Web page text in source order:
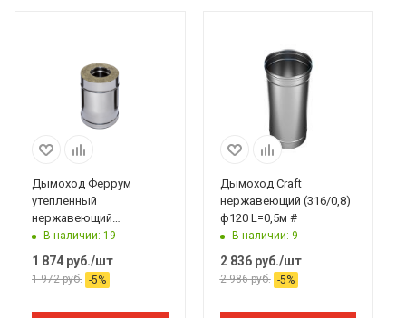
Дымоход Феррум
утепленный
нержавеющий
(430/0,8мм)/зеркальный
нержавеющий ф130/200
L=0,25 м по воде #
В наличии: 19
1 874 руб./шт
1 972руб. -5%
Дымоход Craft
нержавеющий (316/0,8)
ф120 L=0,5м #
В наличии: 9
2 836руб./шт
2 986руб. -5%